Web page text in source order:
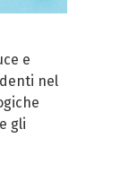
e
nel
gli